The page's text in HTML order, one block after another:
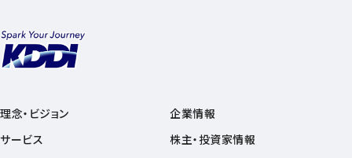
理念・ビジョン
サービス
企業情報
株主・投資家情報